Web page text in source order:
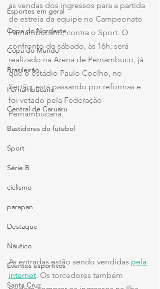
Esportes em geral
Copa do Nordeste
Copa do Mundo
Brasileirão
Pernambucano
Central de Caruaru
Bastidores do futebol
Sport
Série B
ciclismo
parapan
Destaque
Náutico
Eventos esportivos
Santa Cruz
as vendas dos ingressos para a partida
de estreia da equipe no Campeonato
Pernambucano, contra o Sport. O
confronto de sábado, às 16h, será
realizado na Arena de Pernambuco, já
que o estádio Paulo Coelho, no
Sertão, está passando por reformas e
foi vetado pela Federação
Pernambucana.
As entradas estão sendo vendidas pela
internet. Os torcedores também